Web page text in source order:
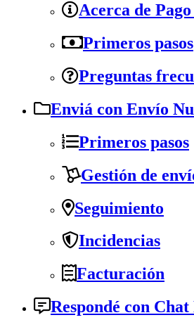
Acerca de
Primeros pasos
Preguntas
Enviá con Envío
Primeros pasos
Gestión de
Seguimiento
Incidencias
Facturación
Respondé con Chat